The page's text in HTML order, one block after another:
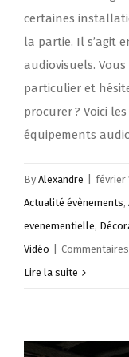
certaines
la partie. Il s’agit
audiovisuels.
particulier et
procurer ? Voici
équipements
By Alexandre février
Actualité évènements,
evenementielle,
Vidéo
Lire la suite